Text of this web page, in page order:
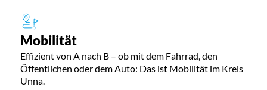
Mobilität
Effizient von A nach B – ob mit dem Fahrrad, den
Öffentlichen oder dem Auto: Das ist Mobilität im Kreis
Unna.